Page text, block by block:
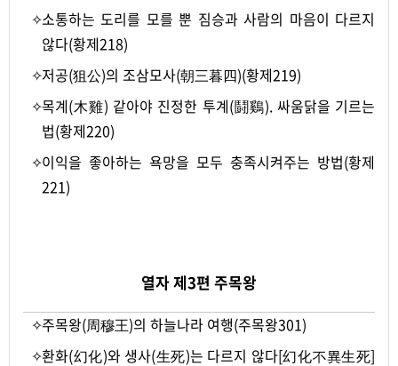
✧소통하는 도리를 모를 뿐 짐승과 사람의 마음이 다르지
않다(황제218)
✧저공(狙公)의 조삼모사(朝三暮四)(황제219)
✧목계(木雞) 같아야 진정한 투계(鬪鷄). 싸움닭을 기르는
법(황제220)
✧이익을 좋아하는 욕망을 모두 충족시켜주는 방법(황제
221)
열자 제3편 주목왕
✧주목왕(周穆王)의 하늘나라 여행(주목왕301)
✧환화(幻化)와 생사(生死)는 다르지 않다[幻化不異生死]